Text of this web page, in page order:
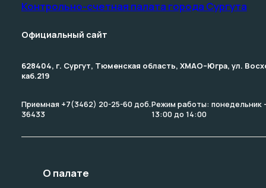
Контрольно-счетная палата­ города Сургута
Официальный сайт
628404, г. Сургут, Тюменская область, ХМАО–Югра, ул.
каб.219
Приемная +7(3462) 20-25-60 доб.
36433
Режим работы: понедельник
13:00 до 14:00
О палате